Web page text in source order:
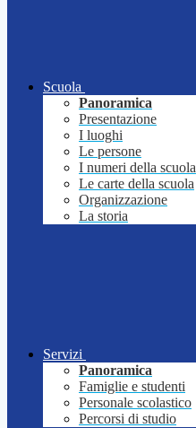
Scuola
Panoramica
Presentazione
I luoghi
Le persone
I numeri della scuola
Le carte della scuola
Organizzazione
La storia
Servizi
Panoramica
Famiglie e studenti
Personale scolastico
Percorsi di studio